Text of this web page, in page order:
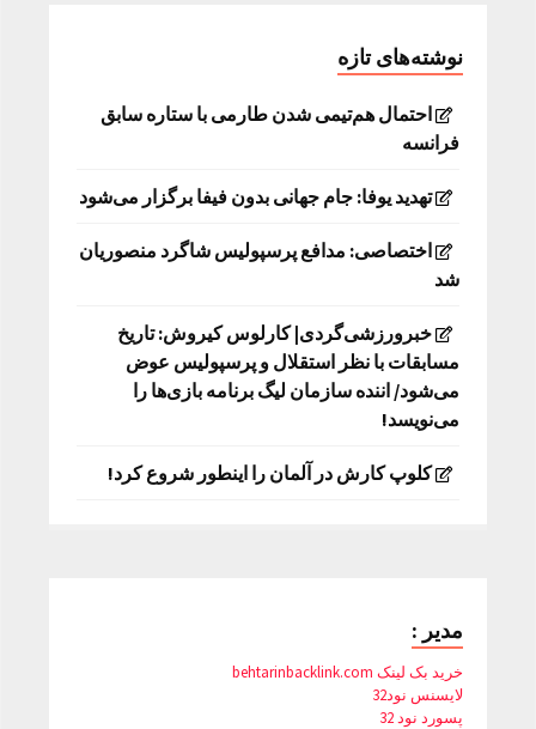
نوشته‌های تازه
احتمال هم‌تیمی شدن طارمی با ستاره سابق
فرانسه
تهدید یوفا: جام جهانی بدون فیفا برگزار می‌شود
اختصاصی: مدافع پرسپولیس شاگرد منصوریان
شد
خبرورزشی‌گردی| کارلوس کیروش: تاریخ
مسابقات با نظر استقلال و پرسپولیس عوض
می‌شود/ اننده سازمان لیگ برنامه بازی‌ها را
می‌نویسد!
کلوپ کارش در آلمان را اینطور شروع کرد!
مدیر :
خرید بک لینک behtarinbacklink.com
لایسنس نود32
پسورد نود 32